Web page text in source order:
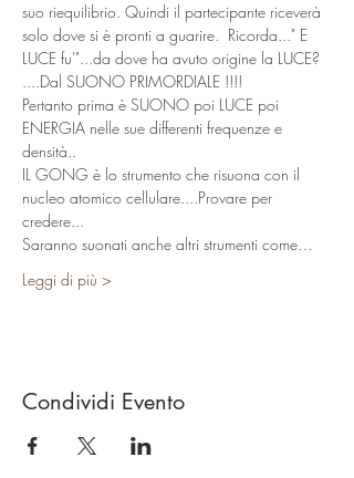
suo riequilibrio. Quindi il partecipante riceverà
solo dove si è pronti a guarire.  Ricorda..." E
LUCE fu'"...da dove ha avuto origine la LUCE?
....Dal SUONO PRIMORDIALE !!!!
Pertanto prima è SUONO poi LUCE poi
ENERGIA nelle sue differenti frequenze e
densità..
IL GONG è lo strumento che risuona con il
nucleo atomico cellulare....Provare per
credere...
Saranno suonati anche altri strumenti come…
Leggi di più >
Condividi Evento